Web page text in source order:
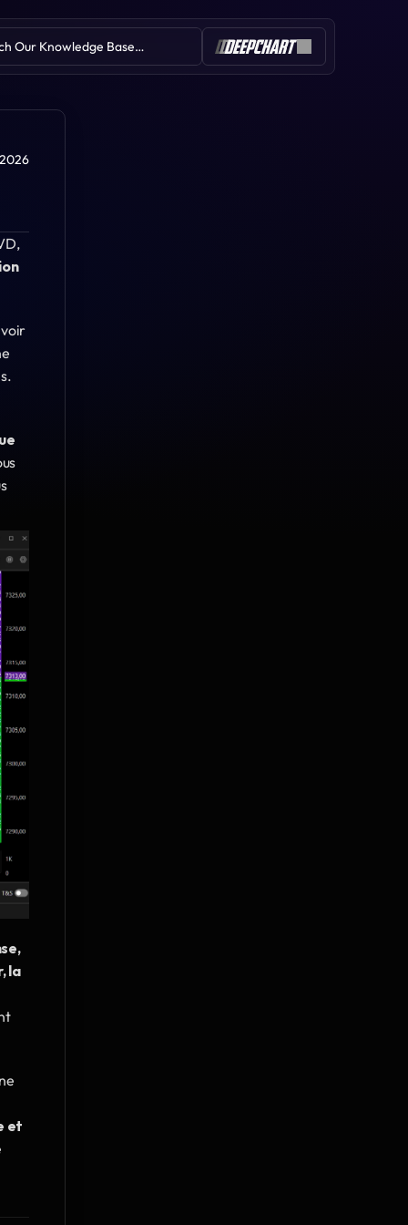
Our Knowledge Base…
La plupart des traders regardent un graphique de prix et voient ce qui s'est déjà passé. La Heatmap vous permet de voir
la
et